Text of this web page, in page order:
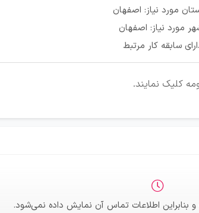
مورد نیاز: اصفهان
مورد نیاز: اصفهان
سابقه کار مرتبط
کلیک نمایند.
اطلاعات تماس آن نمایش داده نمی‌شود.